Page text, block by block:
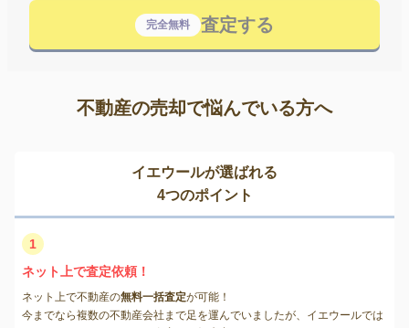
完全無料 査定する
不動産の売却で悩んでいる方へ
イエウールが選ばれる
4つのポイント
1
ネット上で査定依頼！
ネット上で不動産の無料一括査定が可能！
今までなら複数の不動産会社まで足を運んでいましたが、イエウールでは